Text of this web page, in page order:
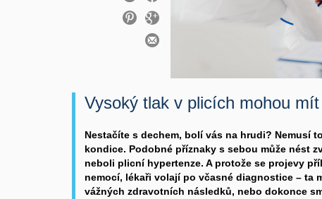
Vysoký tlak v plicích mohou
Nestačíte s dechem, bolí vás na hrudi? Nemusí
kondice. Podobné příznaky s sebou může nést
neboli plicní hypertenze. A protože se projevy
nemocí, lékaři volají po včasné diagnostice – ta
vážných zdravotních následků, nebo dokonce